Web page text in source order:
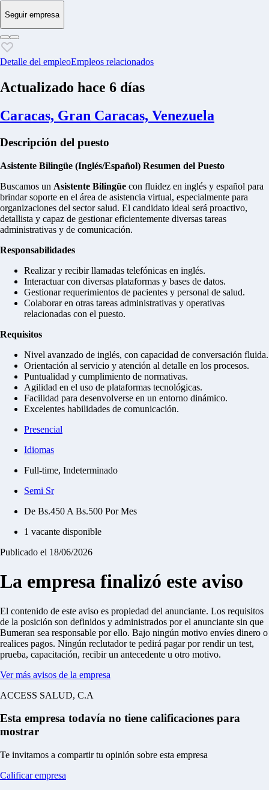
Seguir empresa
Detalle del empleoEmpleos relacionados
Actualizado hace 6 días
Caracas, Gran Caracas, Venezuela
Descripción del puesto
Asistente Bilingüe (Inglés/Español) Resumen del Puesto
Buscamos un Asistente Bilingüe con fluidez en inglés y español para
brindar soporte en el área de asistencia virtual, especialmente para
organizaciones del sector salud. El candidato ideal será proactivo,
detallista y capaz de gestionar eficientemente diversas tareas
administrativas y de comunicación.
Responsabilidades
Realizar y recibir llamadas telefónicas en inglés.
Interactuar con diversas plataformas y bases de datos.
Gestionar requerimientos de pacientes y personal de salud.
Colaborar en otras tareas administrativas y operativas
relacionadas con el puesto.
Requisitos
Nivel avanzado de inglés, con capacidad de conversación fluida.
Orientación al servicio y atención al detalle en los procesos.
Puntualidad y cumplimiento de normativas.
Agilidad en el uso de plataformas tecnológicas.
Facilidad para desenvolverse en un entorno dinámico.
Excelentes habilidades de comunicación.
Presencial
Idiomas
Full-time, Indeterminado
Semi Sr
De Bs.450 A Bs.500 Por Mes
1 vacante disponible
Publicado el 18/06/2026
La empresa finalizó este aviso
El contenido de este aviso es propiedad del anunciante. Los requisitos
de la posición son definidos y administrados por el anunciante sin que
Bumeran sea responsable por ello. Bajo ningún motivo envíes dinero o
realices pagos. Ningún reclutador te pedirá pagar por rendir un test,
prueba, capacitación, recibir un antecedente u otro motivo.
Ver más avisos de la empresa
ACCESS SALUD, C.A
Esta empresa todavía no tiene calificaciones para
mostrar
Te invitamos a compartir tu opinión sobre esta empresa
Calificar empresa